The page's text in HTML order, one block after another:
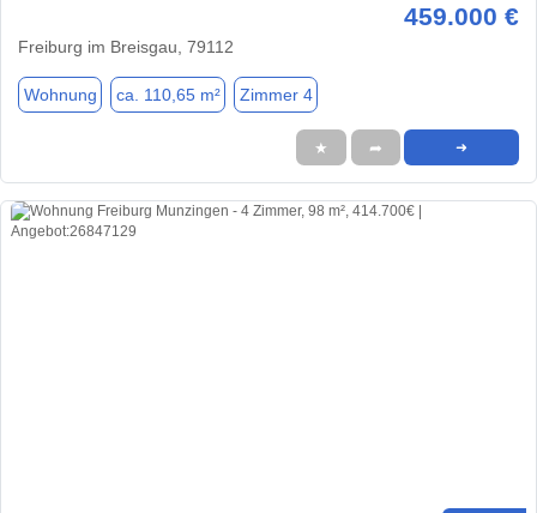
459.000 €
Freiburg im Breisgau, 79112
Wohnung ca. 110,65 m² Zimmer 4
★ ➦ ➜